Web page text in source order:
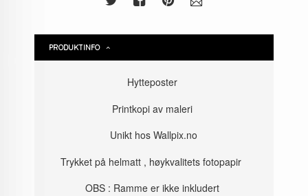
PRODUKTINFO
Hytteposter
Printkopi av maleri
Unikt hos Wallpix.no
Trykket på helmatt , høykvalitets fotopapir
OBS : Ramme er ikke inkludert